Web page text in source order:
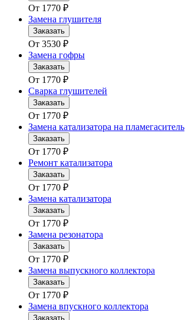
От 1770 ₽
Замена глушителя
Заказать
От 3530 ₽
Замена гофры
Заказать
От 1770 ₽
Сварка глушителей
Заказать
От 1770 ₽
Замена катализатора на пламегаситель
Заказать
От 1770 ₽
Ремонт катализатора
Заказать
От 1770 ₽
Замена катализатора
Заказать
От 1770 ₽
Замена резонатора
Заказать
От 1770 ₽
Замена выпускного коллектора
Заказать
От 1770 ₽
Замена впускного коллектора
Заказать